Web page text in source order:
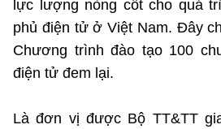
lực lượng nòng cốt cho quá
phủ điện tử ở Việt Nam. Đây
Chương trình đào tạo 100
điện tử đem lại.
Là đơn vị được Bộ TT&TT